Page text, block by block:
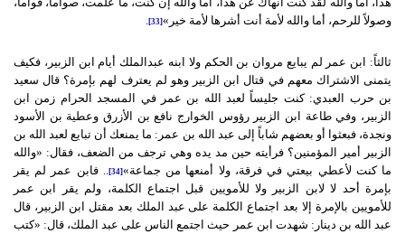
وصولاً للرحم، أما والله لأمة أنت أشرها لأمة خير»[33]
.
ثالثاً: ابن عمر لم يبايع مروان بن الحكم ولا ابنه عبدالملك أيام ابن الزبير، فكيف
يتمنى الاشتراك معهم في قتال ابن الزبير وهو لم يعترف لهم بإمرة؟ قال سعيد
بن حرب العبدي: كنت جليساً لعبد الله بن عمر في المسجد الحرام زمن ابن
الزبير، وفي طاعة ابن الزبير رؤوس الخوارج نافع بن الأزرق وعطية بن الأسود
ونجدة، فبعثوا أو بعضهم شاباً إلى عبد الله بن عمر: ما يمنعك أن تبايع لعبد الله بن
الزبير أمير المؤمنين؟ فرأيته حين مد يده وهي ترجف من الضعف، فقال: «والله
ما كنت لأعطي بيعتي في فرقة، ولا أمنعها من جماعة»[34]
.. فابن عمر لم يقر
بإمرة أحد لا لابن الزبير ولا للأمويين قبل اجتماع الكلمة، ولم يقر ابن عمر
للأمويين بالإمرة إلا بعد اجتماع الكلمة على عبد الملك بعد مقتل ابن الزبير، قال
عبد الله بن دينار: شهدت ابن عمر حيث اجتمع الناس على عبد الملك، قال: «كتب